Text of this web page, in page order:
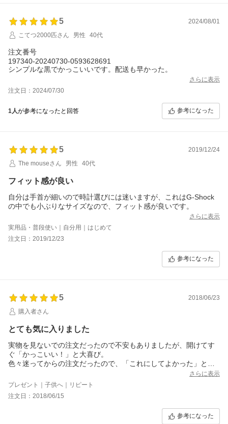
5
2024/08/01
こてつ2000匹さん
男性 40代
注文番号
197340-20240730-0593628691
シンプルな黒でかっこいいです。配送も早かった。
さらに表示
注文日：2024/07/30
1人が参考になったと回答 参考になった
5
2019/12/24
The mouseさん
男性 40代
フィット感が良い
自分は手首が細いので時計選びには迷いますが、これはG-Shock
の中でも小ぶりなサイズなので、フィット感が良いです。
さらに表示
実用品・普段使い｜自分用｜はじめて
注文日：2019/12/23
参考になった
5
2018/06/23
購入者さん
とても気に入りました
実物を見ないでの注文だったので不安もありましたが、開けてす
ぐ「かっこいい！」と大喜び。
色々迷ってからの注文だったので、「これにしてよかった」と。
親の私からしても、シンプルで飽きの来ないデザインで、長く使
えると思います。
包装もとても綺麗で丁寧でした。
前にも、このお店で購入したことがありますが、今回も安心して
さらに表示
プレゼント｜子供へ｜リピート
注文日：2018/06/15
参考になった